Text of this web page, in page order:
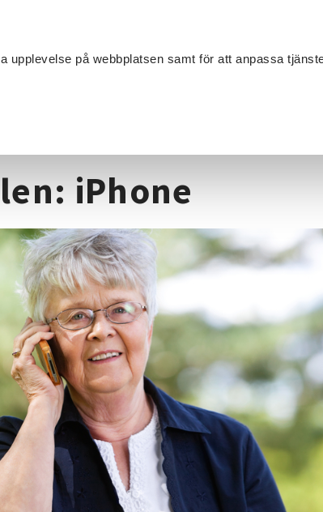
upplevelse på webbplatsen samt för att anpassa
iPhone